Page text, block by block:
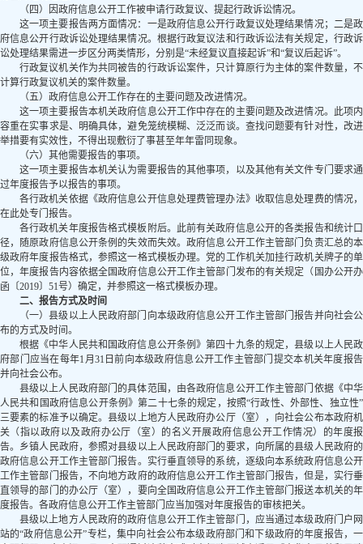
（四）因政府信息公开工作被申请行政复议、提起行政诉讼情况。
这一项主要报告两方面情况：一是政府信息公开行政复议处理结果情况；二是政
府信息公开行政诉讼处理结果情况。根据行政复议法和行政诉讼法有关规定，行政诉
讼处理结果需进一步区分两类情形，分别是“未经复议直接起诉”和“复议后起诉”。
行政复议机关作为共同被告的行政诉讼案件，只计算原行为主体的案件数量，不
计算行政复议机关的案件数量。
（五）政府信息公开工作存在的主要问题及改进情况。
这一项主要报告本机关政府信息公开工作中存在的主要问题及改进情况。此项内
容重在实事求是、明确具体，避免笼统模糊、泛泛而谈。查找问题要有针对性，改进
举措要有实效性，不得出现敷衍了事甚至年年雷同现象。
（六）其他需要报告的事项。
这一项主要报告本机关认为需要报告的其他事项，以及其他有关文件专门要求通
过年度报告予以报告的事项。
各行政机关依据《政府信息公开信息处理费管理办法》收取信息处理费的情况，
在此处专门报告。
各行政机关年度报告格式模板附后。此前有关政府信息公开的各类报告和统计口
径，随原政府信息公开条例的失效而失效。政府信息公开工作主管部门负责汇总的本
级政府年度报告格式，参照这一格式模板办理。党的工作机关加挂行政机关牌子的单
位，年度报告内容依据全国政府信息公开工作主管部门发布的有关规定（国办公开办
函〔2019〕51号）确定，并参照这一格式模板办理。
二、报告方式及时间
（一）县级以上人民政府部门向本级政府信息公开工作主管部门报告并向社会公
布的方式及时间。
根据《中华人民共和国政府信息公开条例》第四十九条的规定，县级以上人民政
府部门应当在每年1月31日前向本级政府信息公开工作主管部门提交本机关年度报告
并向社会公布。
县级以上人民政府部门的具体范围，由各政府信息公开工作主管部门依据《中华
人民共和国政府信息公开条例》第二十七条的规定，按照“行政性、外部性、独立性”
三要素的标准予以确定。县级以上地方人民政府办公厅（室），向社会公布本政府机
关（指以政府以及政府办公厅（室）的名义开展政府信息公开工作情况）的年度报
告。乡镇人民政府，参照对县级以上人民政府部门的要求，向所属的县级人民政府的
政府信息公开工作主管部门报告。实行垂直领导的系统，逐级向本系统政府信息公开
工作主管部门报告，不向地方政府的政府信息公开工作主管部门报告，但是，实行垂
直领导的部门的办公厅（室），要向全国政府信息公开工作主管部门报送本机关的年
度报告。各政府信息公开工作主管部门应当加强对年度报告的审核把关。
县级以上地方人民政府的政府信息公开工作主管部门，应当通过本级政府门户网
站的“政府信息公开”专栏，集中向社会公布本级政府部门和下级政府的年度报告，一